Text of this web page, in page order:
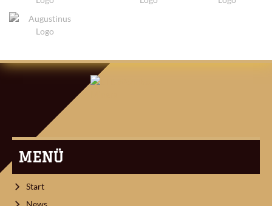
ARTIKEL-
NAVIGATION
MENÜ
Start